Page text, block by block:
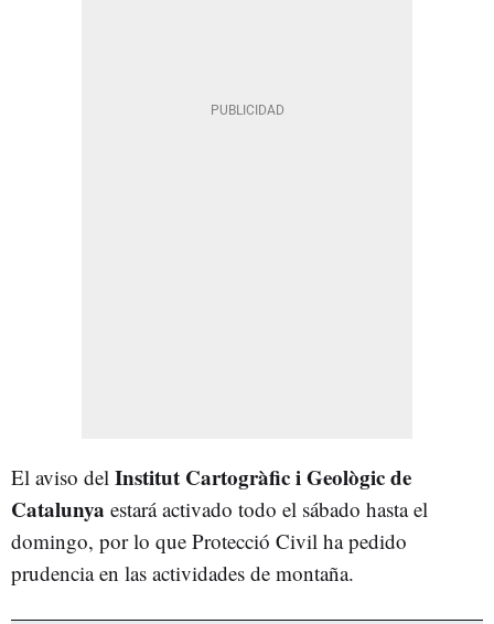
El aviso del Institut Cartogràfic i Geològic de
Catalunya estará activado todo el sábado hasta el
domingo, por lo que Protecció Civil ha pedido
prudencia en las actividades de montaña.